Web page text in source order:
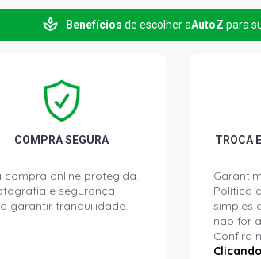
Benefícios de escolher aAutoZ para
COMPRA SEGURA
compra online protegida.
e segurança
garantir tranquilidade.
TROCA
Política
simples
não for
Confira